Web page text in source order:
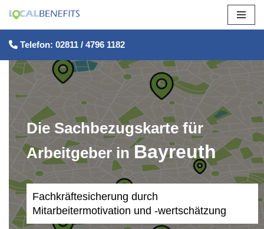
Zum
Inhalt
springen
Telefon: 02811 / 4796 1182
Die Sachbezugskarte für
Arbeitgeber inBayreuth
Fachkräftesicherung durch
Mitarbeitermotivation und -wertschätzung